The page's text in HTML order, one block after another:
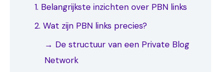
1. Belangrijkste inzichten over PBN links
2. Wat zijn PBN links precies?
→ De structuur van een Private Blog
Network